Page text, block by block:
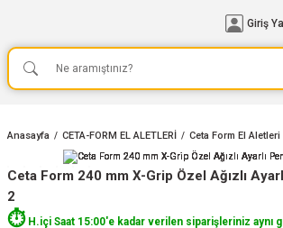
Giriş
Anasayfa CETA-FORM EL ALETLERİ Ceta Form El Aletleri
Ceta Form 240 mm X-Grip Özel Ağızlı
2
⏱️H.içi Saat 15:00'e kadar verilen siparişleriniz aynı